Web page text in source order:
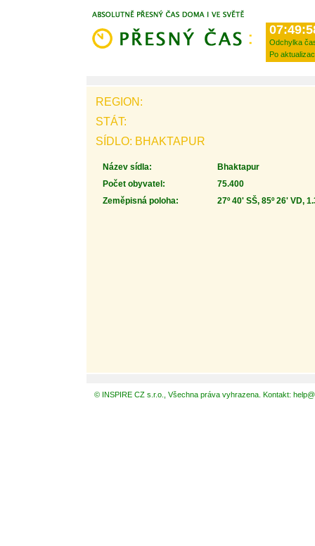
Odchylka
Po
REGION:
STÁT:
SÍDLO: BHAKTAPUR
Název sídla:
Bhaktapur
Počet obyvatel:
75.400
Zeměpisná poloha:
27º 40' SŠ, 85º 26' VD,
© INSPIRE CZ s.r.o., Všechna práva vyhrazena. Kontakt: